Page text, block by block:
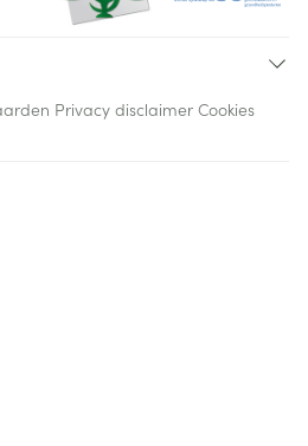
Privacy disclaimer Cookies